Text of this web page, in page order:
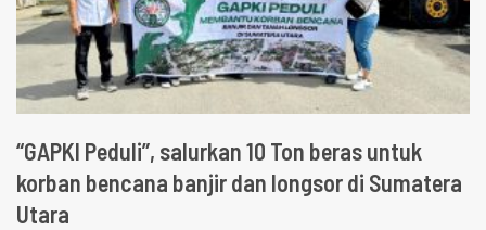
“GAPKI Peduli”, salurkan 10 Ton beras untuk
korban bencana banjir dan longsor di Sumatera
Utara